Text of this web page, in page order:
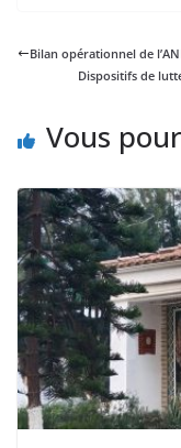
Bilan opérationnel de
Dispositifs de
Vous